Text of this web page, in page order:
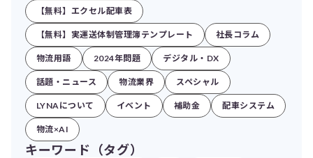
【無料】エクセル配車表
【無料】実運送体制管理簿テンプレート 社長コラム
物流用語 2024年問題 デジタル・DX
話題・ニュース 物流業界 スペシャル
LYNAについて イベント 補助金 配車システム
物流×AI
キーワード（タグ）